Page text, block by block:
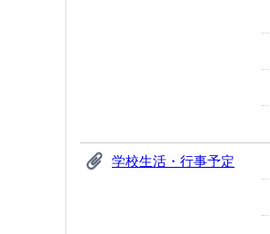
学校生活・行事予定